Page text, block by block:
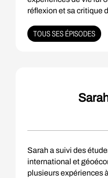
réflexion et sa critique
TOUS SES ÉPISODES
Sarah a suivi des
international et
plusieurs expériences